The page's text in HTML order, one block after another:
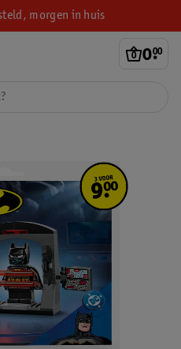
morgen in huis
0.
00